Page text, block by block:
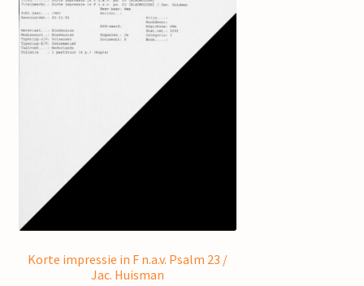
Korte impressie in F n.a.v. Psalm 23 /
Jac. Huisman